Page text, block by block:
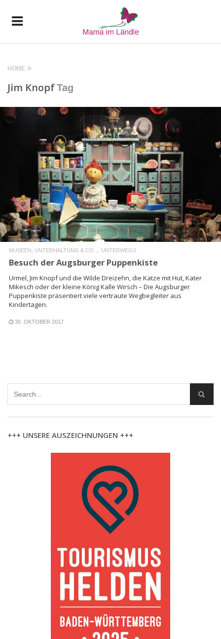
HOME
Jim KnopfTag
READ MORE
MUSEEN, UNTERHALTUNG & CO. UNTERWEGS
Besuch der Augsburger Puppenkiste
Urmel, Jim Knopf und die Wilde Dreizehn, die Katze mit Hut, Kater
Mikesch oder der kleine König Kalle Wirsch – Die Augsburger
Puppenkiste präsentiert viele vertraute Wegbegleiter aus
Kindertagen.
30. OKTOBER 2017
+++ UNSERE AUSZEICHNUNGEN +++